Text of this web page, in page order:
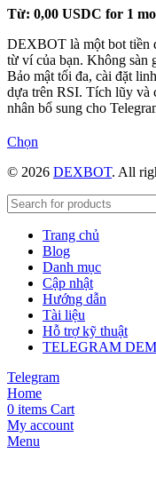
Từ: 0,00 USDC for 1
DEXBOT là một bot tiền
từ ví của bạn. Không sàn
Bảo mật tối đa, cài đặt
dựa trên RSI. Tích lũy và
nhân bổ sung cho
Chọn
này
nhiều
thể.
Các
tùy
chọn
có
thể
được
chọn
trang
sản
phẩm
© 2026 DEXBOT. All
Trang chủ
Blog
Danh mục
Cập nhật
Hướng dẫn
Tài liệu
Hỗ trợ kỹ thuật
TELEGRAM
Telegram
Home
0 items Cart
My account
Menu